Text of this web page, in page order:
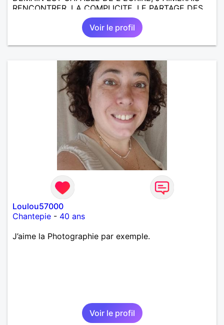
RENCONTRER, LA COMPLICITE, LE PARTAGE DES
BELLES CHOSES DE LA VIE : BALADES, VOYAGES
EN FRANCE OU AILLEURS. ETRE A L ECOUTE DE L
AUTRE, ET LA VIE SERA PLUS BELLE
ENCORE.....................
Voir le profil
Loulou57000
Chantepie - 40 ans
J’aime la Photographie par exemple.
Voir le profil